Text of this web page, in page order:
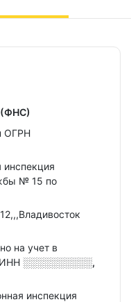
(ФНС)
ОГРН
№ 15 по
на учет в
ИНН ░░░░░░░░░░,
инспекция